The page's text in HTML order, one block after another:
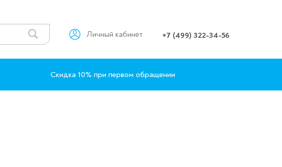
Личный кабинет +7 (499) 322-34-56
Скидка 10% при первом обращении